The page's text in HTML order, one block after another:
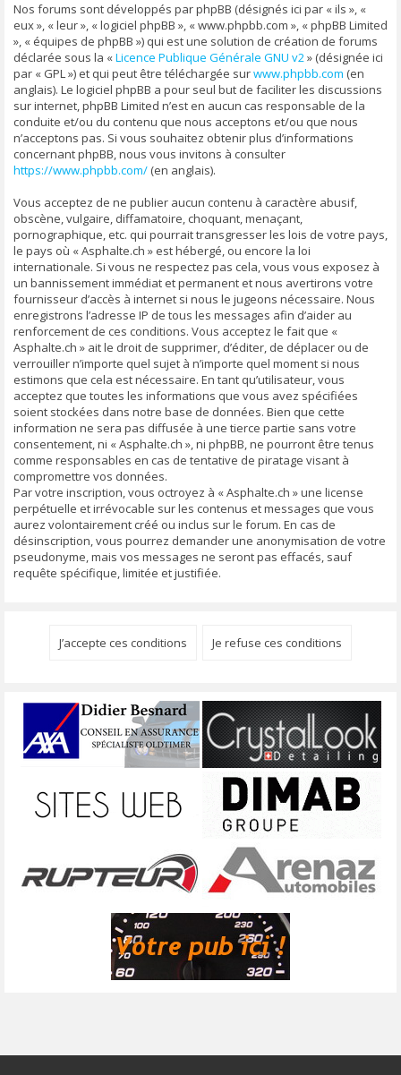
Nos forums sont développés par phpBB (désignés ici par « ils », «
eux », « leur », « logiciel phpBB », « www.phpbb.com », « phpBB Limited
», « équipes de phpBB ») qui est une solution de création de forums
déclarée sous la «Licence Publique Générale GNU v2» (désignée ici
par « GPL ») et qui peut être téléchargée surwww.phpbb.com (en
anglais). Le logiciel phpBB a pour seul but de faciliter les discussions
sur internet, phpBB Limited n’est en aucun cas responsable de la
conduite et/ou du contenu que nous acceptons et/ou que nous
n’acceptons pas. Si vous souhaitez obtenir plus d’informations
concernant phpBB, nous vous invitons à consulter
https://www.phpbb.com/ (en anglais).
Vous acceptez de ne publier aucun contenu à caractère abusif,
obscène, vulgaire, diffamatoire, choquant, menaçant,
pornographique, etc. qui pourrait transgresser les lois de votre pays,
le pays où « Asphalte.ch » est hébergé, ou encore la loi
internationale. Si vous ne respectez pas cela, vous vous exposez à
un bannissement immédiat et permanent et nous avertirons votre
fournisseur d’accès à internet si nous le jugeons nécessaire. Nous
enregistrons l’adresse IP de tous les messages afin d’aider au
renforcement de ces conditions. Vous acceptez le fait que «
Asphalte.ch » ait le droit de supprimer, d’éditer, de déplacer ou de
verrouiller n’importe quel sujet à n’importe quel moment si nous
estimons que cela est nécessaire. En tant qu’utilisateur, vous
acceptez que toutes les informations que vous avez spécifiées
soient stockées dans notre base de données. Bien que cette
information ne sera pas diffusée à une tierce partie sans votre
consentement, ni « Asphalte.ch », ni phpBB, ne pourront être tenus
comme responsables en cas de tentative de piratage visant à
compromettre vos données.
Par votre inscription, vous octroyez à « Asphalte.ch » une license
perpétuelle et irrévocable sur les contenus et messages que vous
aurez volontairement créé ou inclus sur le forum. En cas de
désinscription, vous pourrez demander une anonymisation de votre
pseudonyme, mais vos messages ne seront pas effacés, sauf
requête spécifique, limitée et justifiée.